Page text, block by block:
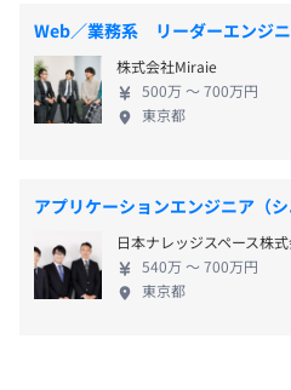
ています。
る制度で、
一定の等級となった方は、ご
応じてマネジメントコースま
ずれかを選択いただけます。
※組織構成上、コースの変更
・子の看護等休暇（小学校第
給）
・介護休暇
・忌引休暇
・通勤手当（交通費全額支給）
・時間外手当（一般職）
ること。また、サービスと
ター業務、事務業務、シス
用まで）を組み合わせた提
提供する企業ではできない
とです。 また、金融-行政-
しのよさ 各金融機関との固
企業風土、「超」がつくほ
ら、ベンチャー気質を兼ね
強みです。 ひとりひとりの
Web／業務系 リーダーエンジ
株式会社Miraie
500万 〜 700万円
東京都
アプリケーションエンジニア（シ
日本ナレッジスペース株
540万 〜 700万円
東京都